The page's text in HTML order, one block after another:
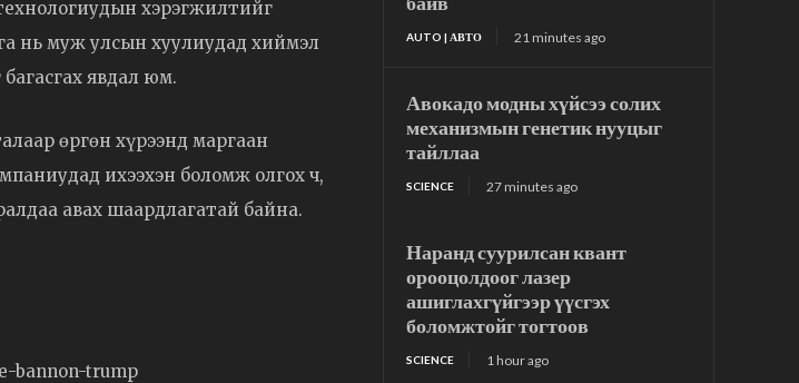
хэрэгжилтийг
нь муж улсын хуулиудад хиймэл
явдал юм.
өргөн хүрээнд маргаан
ихээхэн боломж олгох ч,
авах шаардлагатай байна.
bannon-trump
AUTO | АВТО 21 minutes ago
Авокадо модны хүйсээ солих
механизмын генетик нууцыг
тайллаа
SCIENCE 27 minutes ago
Наранд суурилсан квант
орооцолдоог лазер
ашиглахгүйгээр үүсгэх
боломжтойг тогтоов
SCIENCE 1 hour ago